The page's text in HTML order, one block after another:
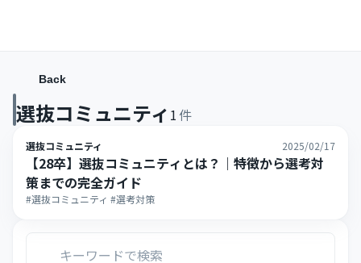
Back
選抜コミュニティ 1 件
選抜コミュニティ 2025/02/17
【28卒】選抜コミュニティとは？｜特徴から選考対
策までの完全ガイド
#選抜コミュニティ #選考対策